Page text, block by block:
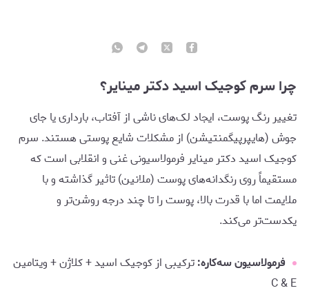
چرا سرم کوجیک اسید دکتر مینایر؟
تغییر رنگ پوست، ایجاد لک‌های ناشی از آفتاب، بارداری یا جای
جوش (هایپرپیگمنتیشن) از مشکلات شایع پوستی هستند. سرم
کوجیک اسید دکتر مینایر فرمولاسیونی غنی و انقلابی است که
مستقیماً روی رنگدانه‌های پوست (ملانین) تاثیر گذاشته و با
ملایمت اما با قدرت بالا، پوست را تا چند درجه روشن‌تر و
یکدست‌تر می‌کند.
فرمولاسیون سه‌کاره:ترکیبی از کوجیک اسید + کلاژن + ویتامین
C & E